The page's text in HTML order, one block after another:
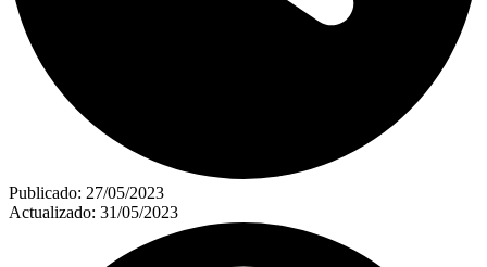
Publicado: 27/05/2023
Actualizado: 31/05/2023